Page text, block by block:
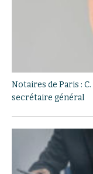
Notaires de Paris :
secrétaire général